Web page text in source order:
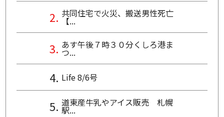
共同住宅で火災、搬送男性死亡
【...
あす午後７時３０分くしろ港ま
つ...
Life 8/6号
道東産牛乳やアイス販売 札幌
駅...